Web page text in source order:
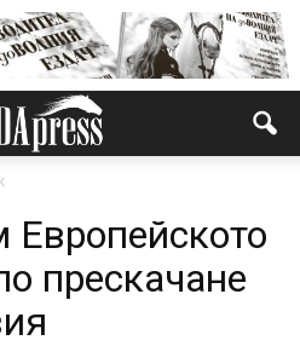
Европейското
прескачане